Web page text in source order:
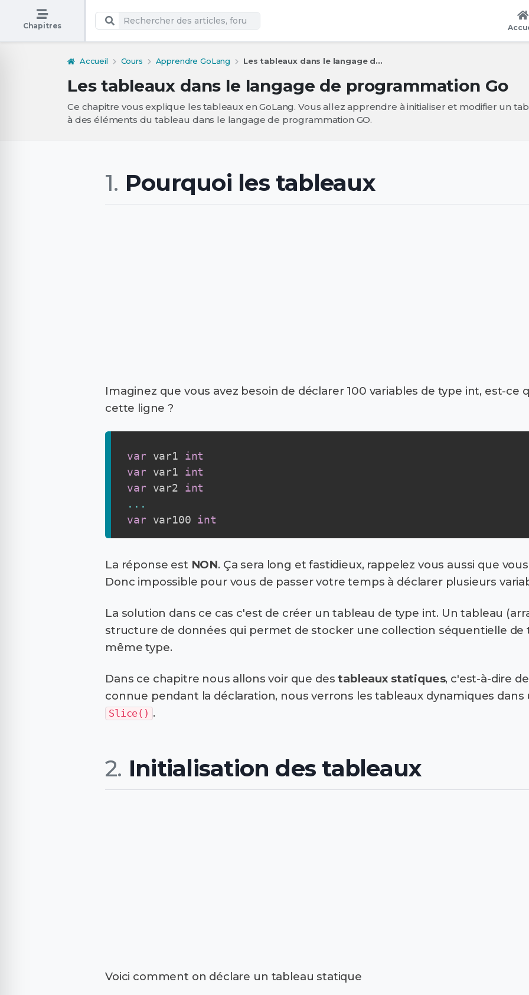
Chapitres
Accueil Cours Apprendre GoLang Les tableaux dans le langage d...
Les tableaux dans le langage de programmation Go
Ce chapitre vous explique les tableaux en GoLang. Vous allez apprendre à initialiser et modifier un
à des éléments du tableau dans le langage de programmation GO.
Pourquoi les tableaux
Imaginez que vous avez besoin de déclarer 100 variables de type int, est-ce
cette ligne ?
var var1 int
var var1 int
var var2 int
...
var var100 int
La réponse est NON. Ça sera long et fastidieux, rappelez vous aussi que
Donc impossible pour vous de passer votre temps à déclarer plusieurs
La solution dans ce cas c'est de créer un tableau de type int. Un tableau
structure de données qui permet de stocker une collection séquentielle de
même type.
Dans ce chapitre nous allons voir que destableaux statiques, c'est-à-dire
connue pendant la déclaration, nous verrons les tableaux dynamiques
Slice() .
Initialisation des tableaux
Voici comment on déclare un tableau statique